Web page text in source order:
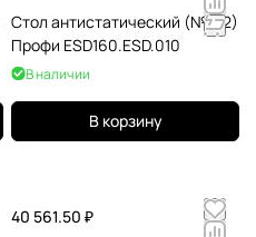
Стол антистатический (№162)
Профи ESD160.ESD.010
В наличии
В корзину
40 561.50 ₽